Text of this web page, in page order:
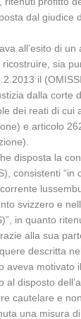
dal giudice
all’esito di
sia
il
dalla corte
dei reati di cui
e articolo
disposta la
consistenti “in
svizzero e
in quanto
alla sua
descritta
aveva motivato
disposto
cautelare e
una misura